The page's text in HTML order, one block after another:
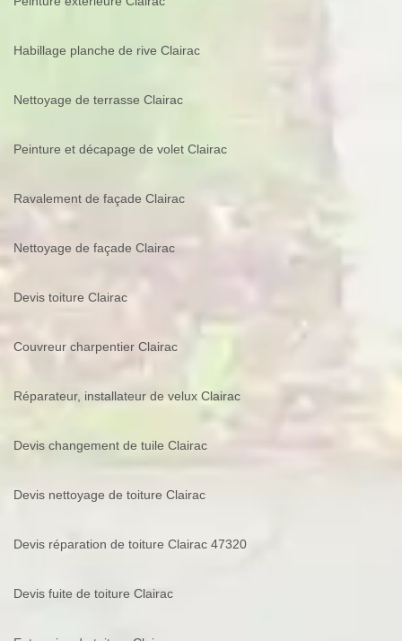
Habillage planche de rive Clairac
Nettoyage de terrasse Clairac
Peinture et décapage de volet Clairac
Ravalement de façade Clairac
Nettoyage de façade Clairac
Devis toiture Clairac
Couvreur charpentier Clairac
Réparateur, installateur de velux Clairac
Devis changement de tuile Clairac
Devis nettoyage de toiture Clairac
Devis réparation de toiture Clairac 47320
Devis fuite de toiture Clairac